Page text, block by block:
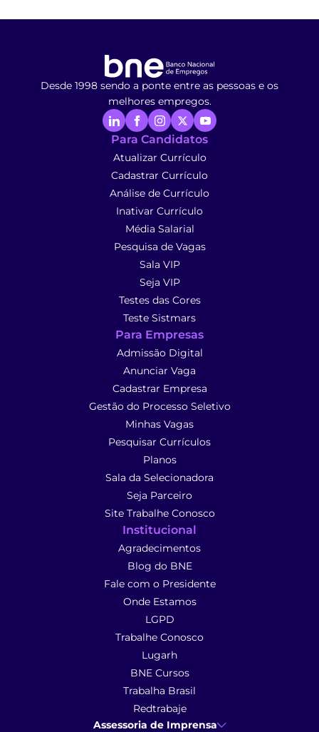
Desde 1998 sendo a ponte entre as pessoas e os
melhores empregos.
Para Candidatos
Atualizar Currículo
Cadastrar Currículo
Análise de Currículo
Inativar Currículo
Média Salarial
Pesquisa de Vagas
Sala VIP
Seja VIP
Testes das Cores
Teste Sistmars
Para Empresas
Admissão Digital
Anunciar Vaga
Cadastrar Empresa
Gestão do Processo Seletivo
Minhas Vagas
Pesquisar Currículos
Planos
Sala da Selecionadora
Seja Parceiro
Site Trabalhe Conosco
Institucional
Agradecimentos
Blog do BNE
Fale com o Presidente
Onde Estamos
LGPD
Trabalhe Conosco
Lugarh
BNE Cursos
Trabalha Brasil
Redtrabaje
Assessoria de Imprensa